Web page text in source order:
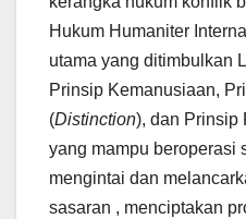
Hukum Humaniter
utama yang ditimbulkan
Prinsip Kemanusiaan,
(Distinction), dan Prinsip
yang mampu beroperasi
mengintai dan
sasaran , menciptakan